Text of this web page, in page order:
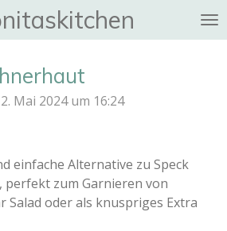
Mai 2024 um 16:24
einfache Alternative zu Speck
zum Garnieren von
Salad oder als knuspriges Extra